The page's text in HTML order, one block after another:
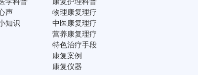
声
知识
物理康复理疗
中医康复理疗
营养康复理疗
特色治疗手段
康复案例
康复仪器